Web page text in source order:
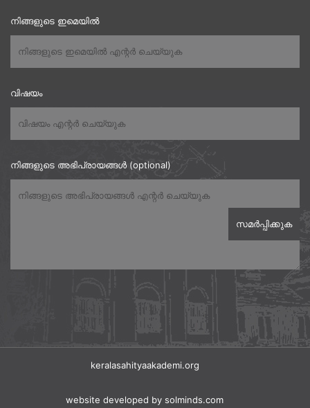
നിങ്ങളുടെ ഇമെയിൽ
വിഷയം
നിങ്ങളുടെ അഭിപ്രായങ്ങൾ (optional)
keralasahityaakademi.org
website developed by solminds.com